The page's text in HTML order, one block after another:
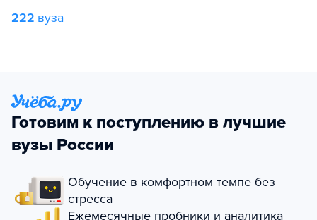
222 вуза
Готовим к поступлению в лучшие
вузы России
Обучение в комфортном темпе без
стресса
Ежемесячные пробники и аналитика